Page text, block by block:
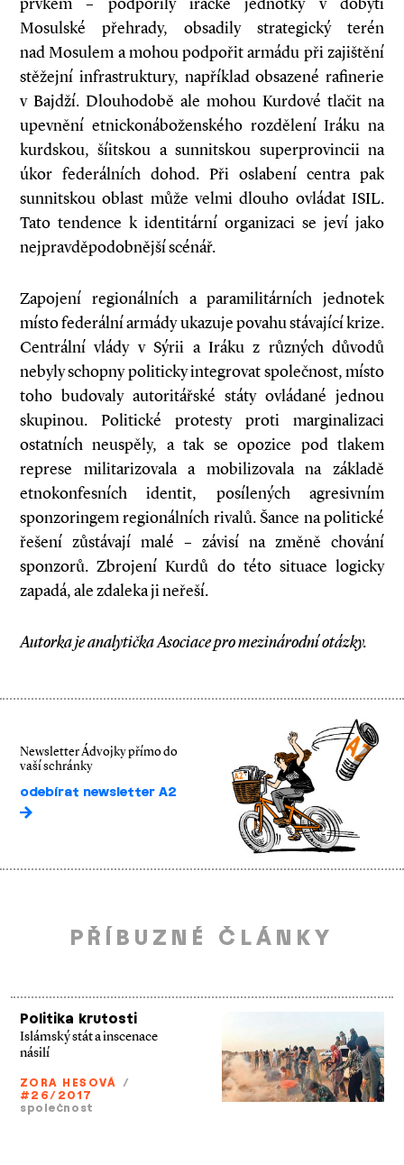
Mosulské přehrady, obsadily strategický terén
nad Mosulem a mohou podpořit armádu při zajištění
stěžejní infrastruktury, například obsazené rafinerie
v Bajdží. Dlouho­době ale mohou Kurdové tlačit na
upevnění etnicko­náboženského rozdělení Iráku na
kurdskou, šíitskou a sunnitskou super­provincii na
úkor federálních dohod. Při oslabení centra pak
sunnitskou oblast může velmi dlouho ovládat ISIL.
Tato tendence k identitární organizaci se jeví jako
nejpravděpodobnější scénář.
Zapojení regionálních a paramilitárních jednotek
místo federální armády ukazuje povahu stávající krize.
Centrální vlády v Sýrii a Iráku z různých důvodů
nebyly schopny politicky integrovat společnost, místo
toho budovaly autoritářské státy ovládané jednou
skupinou. Politické protesty proti marginalizaci
ostatních neuspěly, a tak se opozice pod tlakem
represe militarizovala a mobilizovala na základě
etnokonfesních identit, posílených agresivním
sponzoringem regionálních rivalů. Šance na politické
řešení zůstávají malé – závisí na změně chování
sponzorů. Zbrojení Kurdů do této situace logicky
zapadá, ale zdaleka ji neřeší.
Autorka je analytička Asociace pro mezinárodní otázky.
Newsletter Ádvojky přímo do
vaší schránky
odebírat newsletter A2
PŘÍBUZNÉ ČLÁNKY
Politika krutosti
Islámský stát a inscenace
násilí
ZORA HESOVÁ /
#26/2017
společnost